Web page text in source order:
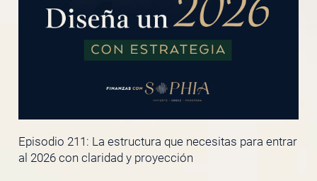
Episodio 211: La estructura que necesitas para entrar
al 2026 con claridad y proyección